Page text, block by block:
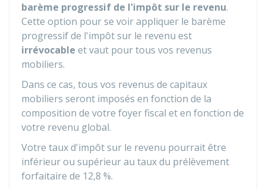
barème progressif de l'impôt sur le revenu.
Cette option pour se voir appliquer le barème
progressif de l'impôt sur le revenu est
irrévocable et vaut pour tous vos revenus
mobiliers.
Dans ce cas, tous vos revenus de capitaux
mobiliers seront imposés en fonction de la
composition de votre foyer fiscal et en fonction de
votre revenu global.
Votre taux d'impôt sur le revenu pourrait être
inférieur ou supérieur au taux du prélèvement
forfaitaire de 12,8 %.